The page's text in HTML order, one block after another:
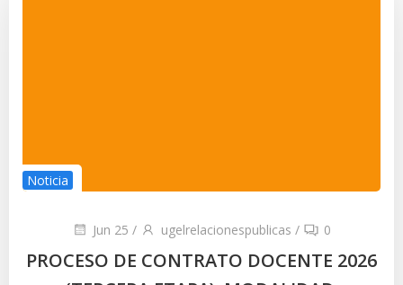
Noticia
Jun 25 / ugelrelacionespublicas / 0
PROCESO DE CONTRATO DOCENTE 2026